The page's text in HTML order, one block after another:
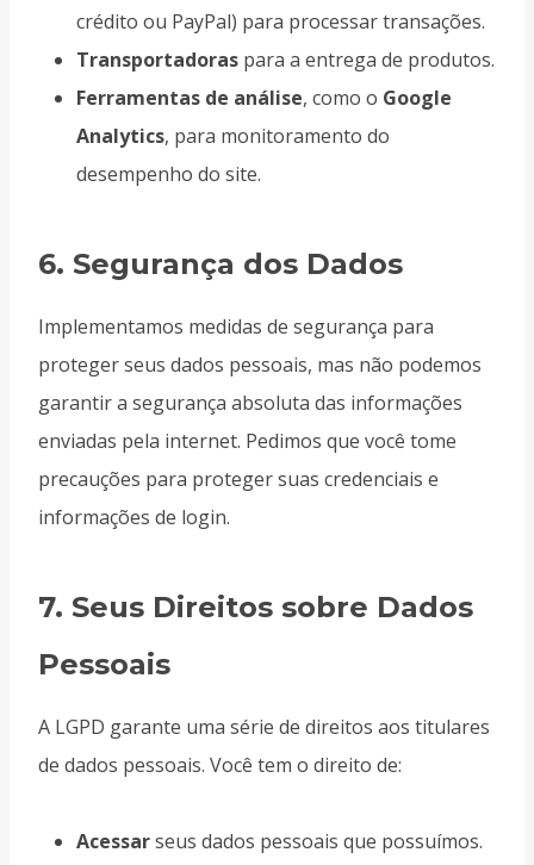
crédito ou PayPal) para processar transações.
Transportadoras para a entrega de produtos.
Ferramentas de análise, como o Google
Analytics, para monitoramento do
desempenho do site.
6. Segurança dos Dados
Implementamos medidas de segurança para
proteger seus dados pessoais, mas não podemos
garantir a segurança absoluta das informações
enviadas pela internet. Pedimos que você tome
precauções para proteger suas credenciais e
informações de login.
7. Seus Direitos sobre Dados
Pessoais
A LGPD garante uma série de direitos aos titulares
de dados pessoais. Você tem o direito de:
Acessarseus dados pessoais que possuímos.